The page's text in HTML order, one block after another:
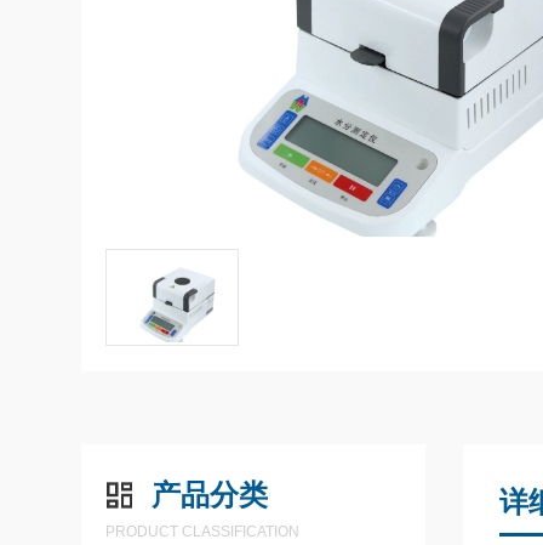
产品分类
PRODUCT CLASSIFICATION
详